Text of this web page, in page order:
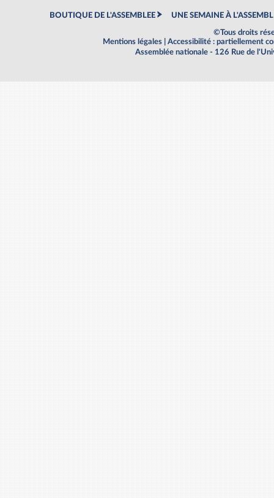
BOUTIQUE DE L'ASSEMBLEE UNE SEMAINE À
©Tous droits
Mentions légales
Accessibilité : partiellement
Assemblée nationale - 126 Rue de